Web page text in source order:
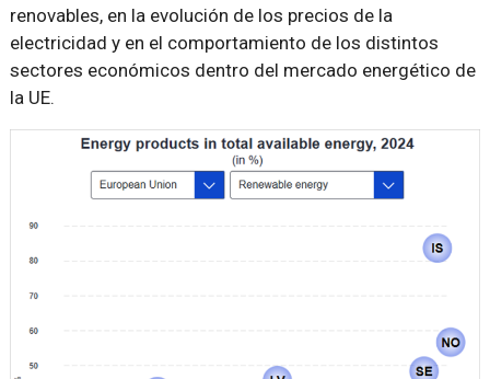
renovables, en la evolución de los precios de la
electricidad y en el comportamiento de los distintos
sectores económicos dentro del mercado energético de
la UE.